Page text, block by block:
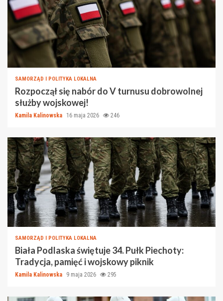
SAMORZĄD I POLITYKA LOKALNA
Rozpoczął się nabór do V turnusu dobrowolnej
służby wojskowej!
Kamila Kalinowska 16 maja 2026 246
SAMORZĄD I POLITYKA LOKALNA
Biała Podlaska świętuje 34. Pułk Piechoty:
Tradycja, pamięć i wojskowy piknik
Kamila Kalinowska 9 maja 2026 295